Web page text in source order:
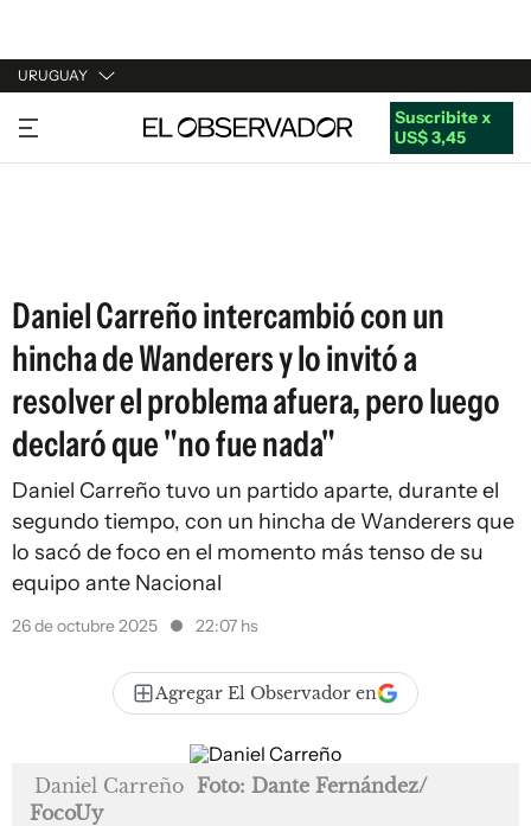
URUGUAY
URUGUAY
ARGENTINA
Suscribite x
US$ 3,45
Daniel Carreño intercambió con un
hincha de Wanderers y lo invitó a
resolver el problema afuera, pero luego
declaró que "no fue nada"
Daniel Carreño tuvo un partido aparte, durante el
segundo tiempo, con un hincha de Wanderers que
lo sacó de foco en el momento más tenso de su
equipo ante Nacional
26 de octubre 2025 22:07 hs
Agregar El Observador en
Daniel Carreño Foto: Dante Fernández/
FocoUy